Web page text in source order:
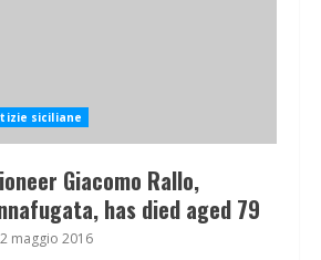
siciliane
Giacomo Rallo,
has died aged 79
maggio 2016